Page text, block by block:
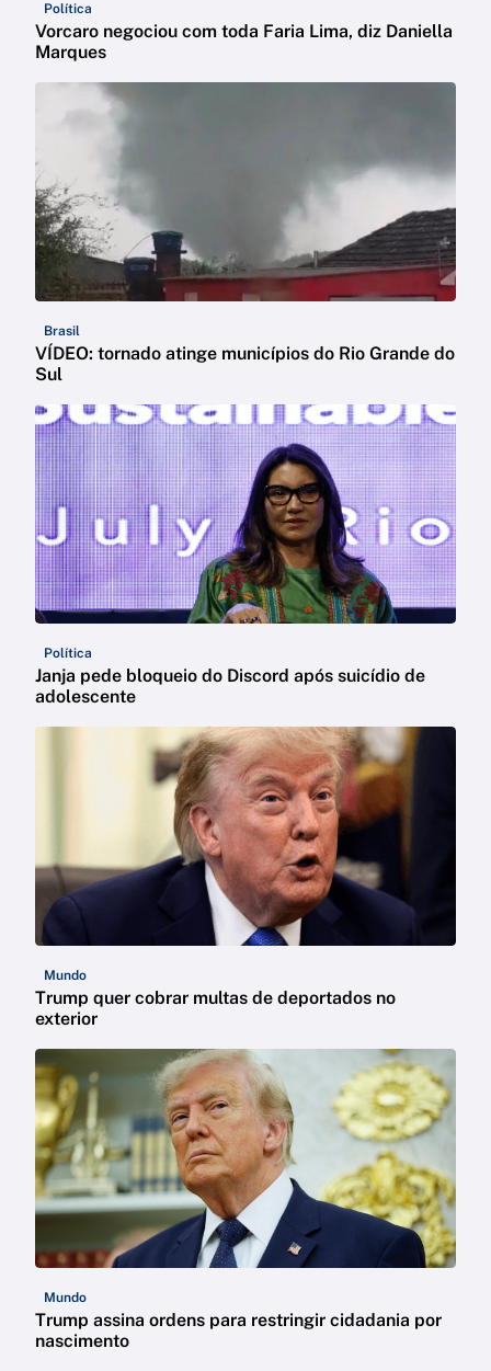
Política
Vorcaro negociou com toda Faria Lima, diz Daniella
Marques
Brasil
VÍDEO: tornado atinge municípios do Rio Grande do
Sul
Política
Janja pede bloqueio do Discord após suicídio de
adolescente
Mundo
Trump quer cobrar multas de deportados no
exterior
Mundo
Trump assina ordens para restringir cidadania por
nascimento